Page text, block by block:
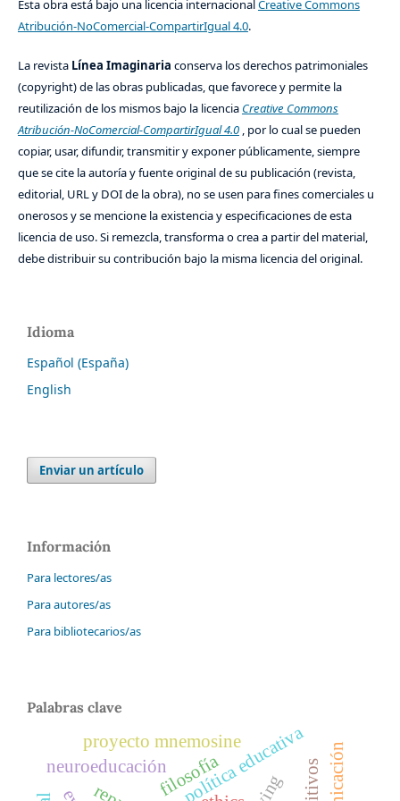
Esta obra está bajo una licencia internacional Creative Commons
Atribución-NoComercial-CompartirIgual 4.0.
La revista Línea Imaginaria conserva los derechos patrimoniales
(copyright) de las obras publicadas, que favorece y permite la
reutilización de los mismos bajo la licencia Creative Commons
Atribución-NoComercial-CompartirIgual 4.0, por lo cual se pueden
copiar, usar, difundir, transmitir y exponer públicamente, siempre
que se cite la autoría y fuente original de su publicación (revista,
editorial, URL y DOI de la obra), no se usen para fines comerciales u
onerosos y se mencione la existencia y especificaciones de esta
licencia de uso. Si remezcla, transforma o crea a partir del material,
debe distribuir su contribución bajo la misma licencia del original.
Idioma
Español (España)
English
Enviar un artículo
Información
Para lectores/as
Para autores/as
Para bibliotecarios/as
Palabras clave
política educativa
filosofía
proyecto mnemosine
neuroeducación